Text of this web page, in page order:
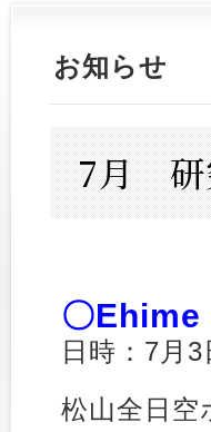
お知らせ
7月 研
〇
日時：7月
松山全日